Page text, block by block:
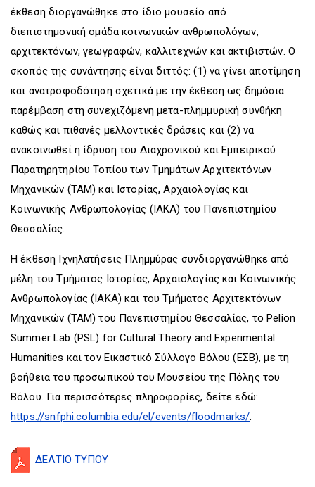
έκθεση διοργανώθηκε στο ίδιο μουσείο από
διεπιστημονική ομάδα κοινωνικών ανθρωπολόγων,
αρχιτεκτόνων, γεωγραφών, καλλιτεχνών και ακτιβιστών. Ο
σκοπός της συνάντησης είναι διττός: (1) να γίνει αποτίμηση
και ανατροφοδότηση σχετικά με την έκθεση ως δημόσια
παρέμβαση στη συνεχιζόμενη μετα-πλημμυρική συνθήκη
καθώς και πιθανές μελλοντικές δράσεις και (2) να
ανακοινωθεί η ίδρυση του Διαχρονικού και Εμπειρικού
Παρατηρητηρίου Τοπίου των Τμημάτων Αρχιτεκτόνων
Μηχανικών (ΤΑΜ) και Ιστορίας, Αρχαιολογίας και
Κοινωνικής Ανθρωπολογίας (ΙΑΚΑ) του Πανεπιστημίου
Θεσσαλίας.
H έκθεση Ιχνηλατήσεις Πλημμύρας συνδιοργανώθηκε από
μέλη του Τμήματος Ιστορίας, Αρχαιολογίας και Κοινωνικής
Ανθρωπολογίας (ΙΑΚΑ) και του Τμήματος Αρχιτεκτόνων
Μηχανικών (ΤΑΜ) του Πανεπιστημίου Θεσσαλίας, το Pelion
Summer Lab (PSL) for Cultural Theory and Experimental
Humanities και τον Εικαστικό Σύλλογο Βόλου (ΕΣΒ), με τη
βοήθεια του προσωπικού του Μουσείου της Πόλης του
Βόλου. Για περισσότερες πληροφορίες, δείτε εδώ:
https://snfphi.columbia.edu/el/events/floodmarks/.
ΔΕΛΤΙΟ ΤΥΠΟΥ